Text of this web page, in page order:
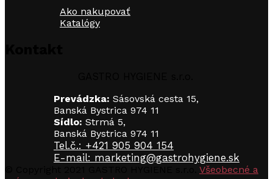
Ako nakupovať
Katalógy
Prevádzka: Sásovská cesta 15,
Banská Bystrica 974 11
Sídlo: Strmá 5,
Banská Bystrica 974 11
Tel.č.: +421 905 904 154
E-mail: marketing@gastrohygiene.sk
Všeobecné a